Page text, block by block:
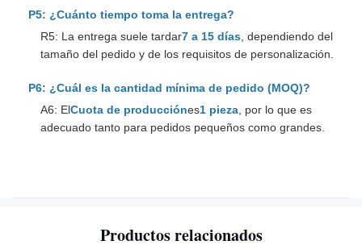
P5: ¿Cuánto tiempo toma la entrega?
R5: La entrega suele tardar7 a 15 días , dependiendo del
tamaño del pedido y de los requisitos de personalización.
P6: ¿Cuál es la cantidad mínima de pedido (MOQ)?
A6: ElCuota de producciónes1 pieza , por lo que es
adecuado tanto para pedidos pequeños como grandes.
Productos relacionados